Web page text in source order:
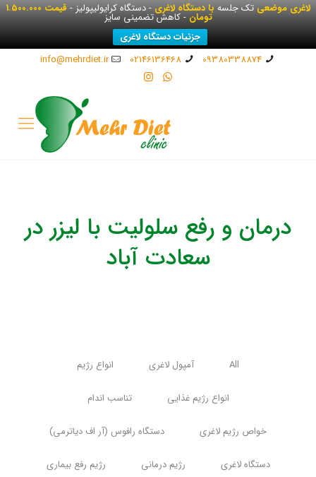
لاغری موضعیتک جلسهبا دستگاه لاغری- دستگاه کرایولیپولیز - قیمت 1.500.000
تومان- کاهش تضمینی سایز
جزئیات دستگاه لاغری
09380338874
02146136468
info@mehrdiet.ir
درمان و رفع سلولیت با لیزر در
سعادت آباد
All آمپول لاغری انواع رژیم
انواع رژیم غذایی تناسب اندام
خواص رژیم لاغری دستگاه رافوس (آر اف دیاترمی)
دستگاه لاغری رژیم درمانی رژیم رفع بیماری